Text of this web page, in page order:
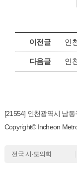
이전글 인
다음글 인
[21554] 인천광역시 남
Copyright© Incheon
전국 시·도의회